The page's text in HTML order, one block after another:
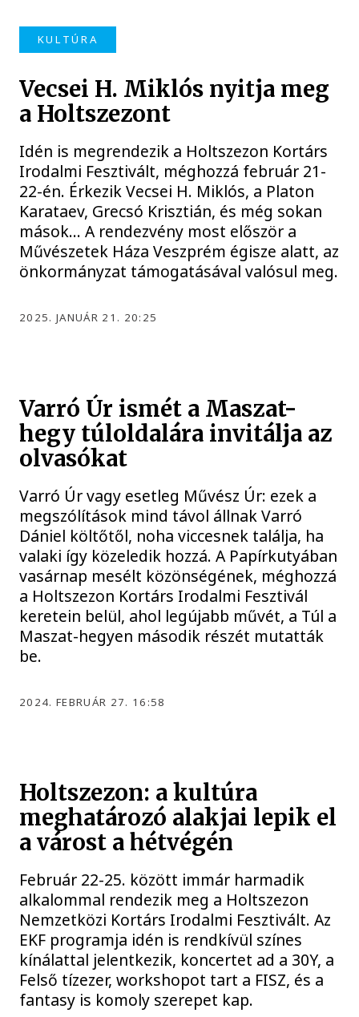
KULTÚRA
Vecsei H. Miklós nyitja meg
a Holtszezont
Idén is megrendezik a Holtszezon Kortárs
Irodalmi Fesztivált, méghozzá február 21-
22-én. Érkezik Vecsei H. Miklós, a Platon
Karataev, Grecsó Krisztián, és még sokan
mások… A rendezvény most először a
Művészetek Háza Veszprém égisze alatt, az
önkormányzat támogatásával valósul meg.
2025. JANUÁR 21. 20:25
Varró Úr ismét a Maszat-
hegy túloldalára invitálja az
olvasókat
Varró Úr vagy esetleg Művész Úr: ezek a
megszólítások mind távol állnak Varró
Dániel költőtől, noha viccesnek találja, ha
valaki így közeledik hozzá. A Papírkutyában
vasárnap mesélt közönségének, méghozzá
a Holtszezon Kortárs Irodalmi Fesztivál
keretein belül, ahol legújabb művét, a Túl a
Maszat-hegyen második részét mutatták
be.
2024. FEBRUÁR 27. 16:58
Holtszezon: a kultúra
meghatározó alakjai lepik el
a várost a hétvégén
Február 22-25. között immár harmadik
alkalommal rendezik meg a Holtszezon
Nemzetközi Kortárs Irodalmi Fesztivált. Az
EKF programja idén is rendkívül színes
kínálattal jelentkezik, koncertet ad a 30Y, a
Felső tízezer, workshopot tart a FISZ, és a
fantasy is komoly szerepet kap.